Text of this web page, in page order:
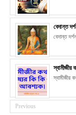
বেদান্ত
বেদান্ত
স্বামীজীর
Previous